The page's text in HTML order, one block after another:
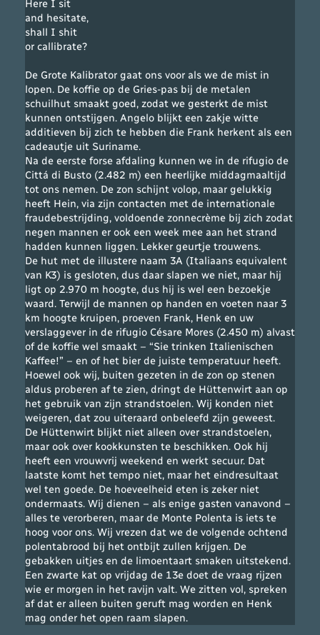
Here I sit
and hesitate,
shall I shit
or callibrate?
De Grote Kalibrator gaat ons voor als we de mist in
lopen. De koffie op de Gries-pas bij de metalen
schuilhut smaakt goed, zodat we gesterkt de mist
kunnen ontstijgen. Angelo blijkt een zakje witte
additieven bij zich te hebben die Frank herkent als een
cadeautje uit Suriname.
Na de eerste forse afdaling kunnen we in de rifugio de
Cittá di Busto (2.482 m) een heerlijke middagmaaltijd
tot ons nemen. De zon schijnt volop, maar gelukkig
heeft Hein, via zijn contacten met de internationale
fraudebestrijding, voldoende zonnecrème bij zich zodat
negen mannen er ook een week mee aan het strand
hadden kunnen liggen. Lekker geurtje trouwens.
De hut met de illustere naam 3A (Italiaans equivalent
van K3) is gesloten, dus daar slapen we niet, maar hij
ligt op 2.970 m hoogte, dus hij is wel een bezoekje
waard. Terwijl de mannen op handen en voeten naar 3
km hoogte kruipen, proeven Frank, Henk en uw
verslaggever in de rifugio Césare Mores (2.450 m) alvast
of de koffie wel smaakt – “Sie trinken Italienischen
Kaffee!” – en of het bier de juiste temperatuur heeft.
Hoewel ook wij, buiten gezeten in de zon op stenen
aldus proberen af te zien, dringt de Hüttenwirt aan op
het gebruik van zijn strandstoelen. Wij konden niet
weigeren, dat zou uiteraard onbeleefd zijn geweest.
De Hüttenwirt blijkt niet alleen over strandstoelen,
maar ook over kookkunsten te beschikken. Ook hij
heeft een vrouwvrij weekend en werkt secuur. Dat
laatste komt het tempo niet, maar het eindresultaat
wel ten goede. De hoeveelheid eten is zeker niet
ondermaats. Wij dienen – als enige gasten vanavond –
alles te verorberen, maar de Monte Polenta is iets te
hoog voor ons. Wij vrezen dat we de volgende ochtend
polentabrood bij het ontbijt zullen krijgen. De
gebakken uitjes en de limoentaart smaken uitstekend.
Een zwarte kat op vrijdag de 13e doet de vraag rijzen
wie er morgen in het ravijn valt. We zitten vol, spreken
af dat er alleen buiten geruft mag worden en Henk
mag onder het open raam slapen.